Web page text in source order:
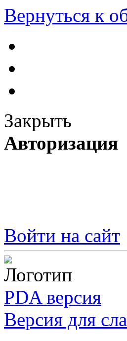
Вернуться к
Закрыть
Авторизация
Войти на сайт
PDA версия
Версия для